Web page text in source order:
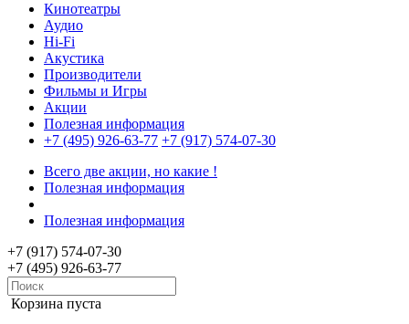
Кинотеатры
Аудио
Hi-Fi
Акустика
Производители
Фильмы и Игры
Акции
Полезная информация
+7 (495) 926-63-77 +7 (917) 574-07-30
Всего две акции, но какие !
Полезная информация
Полезная информация
+7 (917) 574-07-30
+7 (495) 926-63-77
Корзина пуста